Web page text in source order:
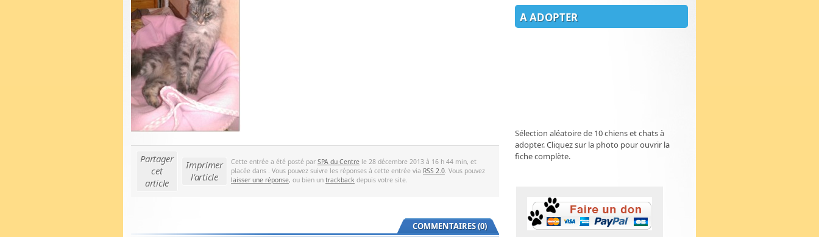
Partager
cet
article
Imprimer
l'article
Cette entrée a été posté par SPA du Centre le 28 décembre 2013 à 16 h 44 min, et
placée dans . Vous pouvez suivre les réponses à cette entrée via RSS 2.0. Vous pouvez
laisser une réponse, ou bien un trackback depuis votre site.
COMMENTAIRES (0)
A ADOPTER
Sélection aléatoire de 10 chiens et chats à
adopter. Cliquez sur la photo pour ouvrir la
fiche complète.